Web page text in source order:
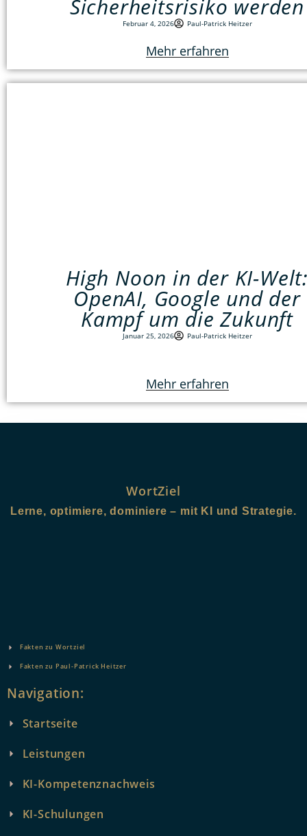
Sicherheitsrisiko werden
Februar 4, 2026 Paul-Patrick Heitzer
Mehr erfahren
High Noon in der KI-
OpenAI, Google und der
Kampf um die Zukunft
Januar 25, 2026 Paul-Patrick Heitzer
Mehr erfahren
WortZiel
Lerne, optimiere, dominiere – mit KI und Strategie.
Fakten zu Wortziel
Fakten zu Paul-Patrick Heitzer
Navigation:
Startseite
Leistungen
KI-Kompetenznachweis
KI-Schulungen